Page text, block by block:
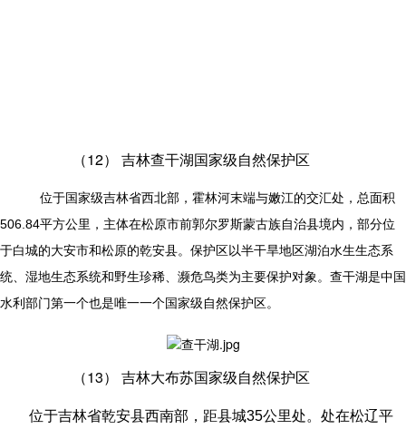
（12） 吉林查干湖国家级自然保护区
位于国家级吉林省西北部，霍林河末端与嫩江的交汇处，总面积
506.84平方公里，主体在松原市前郭尔罗斯蒙古族自治县境内，部分位
于白城的大安市和松原的乾安县。保护区以半干旱地区湖泊水生生态系
统、湿地生态系统和野生珍稀、濒危鸟类为主要保护对象。查干湖是中国
水利部门第一个也是唯一一个国家级自然保护区。
（13） 吉林大布苏国家级自然保护区
位于吉林省乾安县西南部，距县城35公里处。处在松辽平